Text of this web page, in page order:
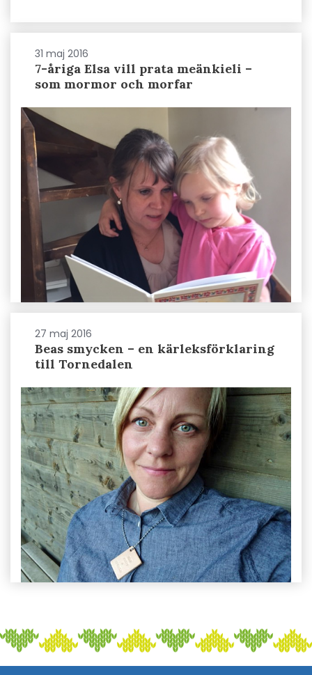
31 maj 2016
7-åriga Elsa vill prata meänkieli –
som mormor och morfar
27 maj 2016
Beas smycken – en kärleksförklaring
till Tornedalen